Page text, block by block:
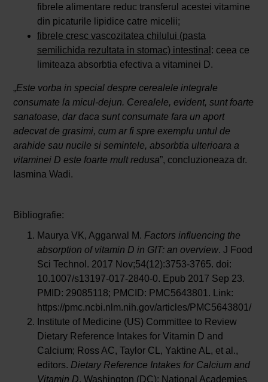
fibrele alimentare reduc transferul acestei vitamine
din picaturile lipidice catre micelii;
fibrele cresc vascozitatea chilului (pasta
semilichida rezultata in stomac) intestinal : ceea ce
limiteaza absorbtia efectiva a vitaminei D.
„Este vorba in special despre cerealele integrale
consumate la micul-dejun. Cerealele, evident, sunt foarte
sanatoase, dar daca sunt consumate fara un aport
adecvat de grasimi, cum ar fi spre exemplu untul de
arahide sau nucile si semintele, absorbtia ulterioara a
vitaminei D este foarte mult redusa”, concluzioneaza dr.
Iasmina Wadi.
Bibliografie:
Maurya VK, Aggarwal M. Factors influencing the
absorption of vitamin D in GIT: an overview. J Food
Sci Technol. 2017 Nov;54(12):3753-3765. doi:
10.1007/s13197-017-2840-0. Epub 2017 Sep 23.
PMID: 29085118; PMCID: PMC5643801. Link:
https://pmc.ncbi.nlm.nih.gov/articles/PMC5643801/
Institute of Medicine (US) Committee to Review
Dietary Reference Intakes for Vitamin D and
Calcium; Ross AC, Taylor CL, Yaktine AL, et al.,
editors. Dietary Reference Intakes for Calcium and
Vitamin D. Washington (DC): National Academies